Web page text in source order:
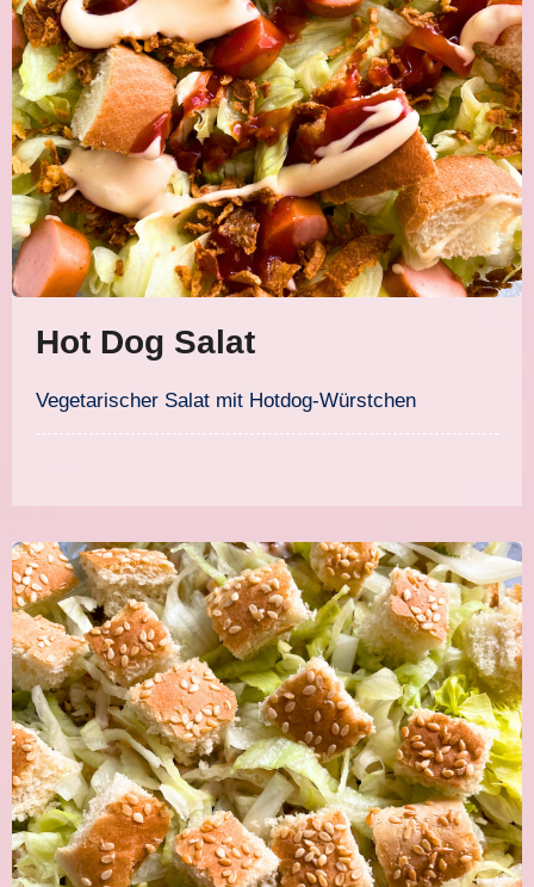
Hot Dog Salat
Vegetarischer Salat mit Hotdog-Würstchen